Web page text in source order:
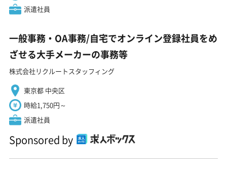
派遣社員
一般事務・OA事務/自宅でオンライン登録社員をめ
ざせる大手メーカーの事務等
株式会社リクルートスタッフィング
東京都 中央区
時給1,750円～
派遣社員
Sponsored by